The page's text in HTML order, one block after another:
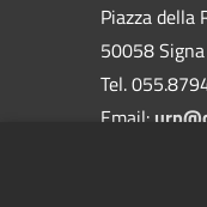
Piazza della
50058 Signa
Tel.
Email: